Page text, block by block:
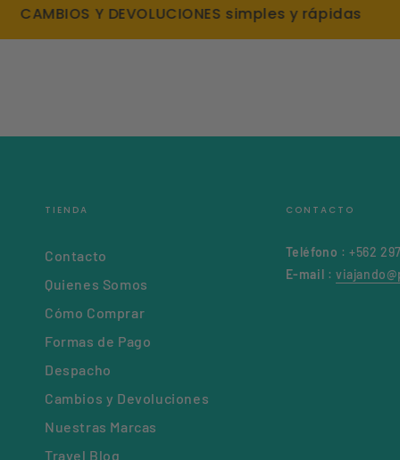
Y DEVOLUCIONES simples y rápidas
TIENDA
Contacto
Quienes Somos
Cómo Comprar
Formas de Pago
Despacho
Cambios y Devoluciones
Nuestras Marcas
Travel Blog
CONTACTO
Teléfono : +562
E-mail :